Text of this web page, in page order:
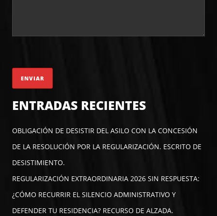
ENTRADAS RECIENTES
OBLIGACIÓN DE DESISTIR DEL ASILO CON LA CONCESIÓN
DE LA RESOLUCIÓN POR LA REGULARIZACIÓN. ESCRITO DE
DESISTIMIENTO.
REGULARIZACIÓN EXTRAORDINARIA 2026 SIN RESPUESTA:
¿CÓMO RECURRIR EL SILENCIO ADMINISTRATIVO Y
DEFENDER TU RESIDENCIA? RECURSO DE ALZADA.